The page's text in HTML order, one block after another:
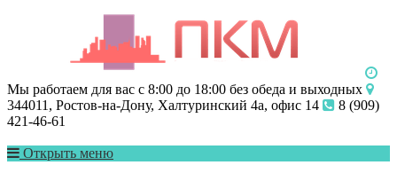
Мы работаем для вас с 8:00 до 18:00 без обеда и выходных
344011, Ростов-на-Дону, Халтуринский 4а, офис 14
8 (909)
421-46-61
Открыть меню